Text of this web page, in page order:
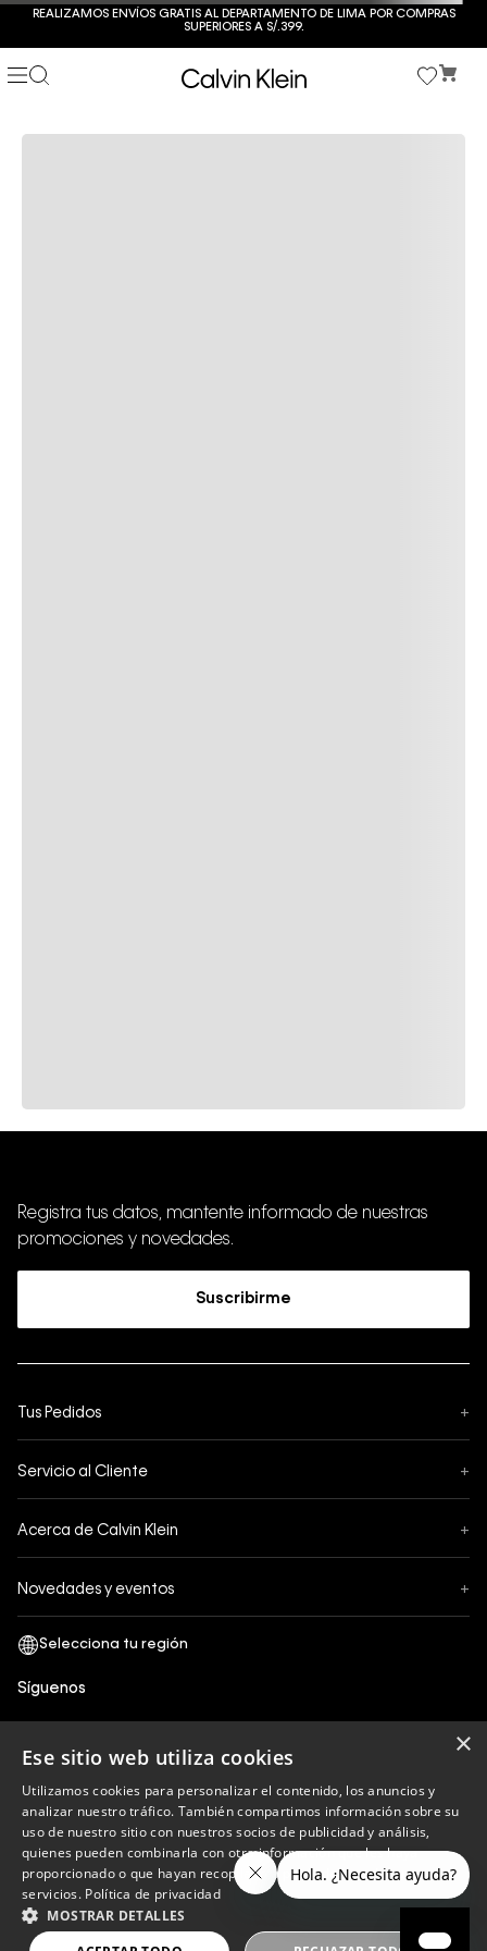
REALIZAMOS ENVÍOS GRATIS AL DEPARTAMENTO DE LIMA POR COMPRAS
SUPERIORES A S/.399.
Registra tus datos, mantente informado de nuestras
promociones y novedades.
Suscribirme
Tus Pedidos +
Formas de Pago
Servicio al Cliente +
¿Cómo comprar?
Acerca de Calvin Klein +
Términos y Condiciones
Política de Privacidad y tratamiento de datos personales
Política de Cookies
Libro de reclamaciones
Políticas de recojo en tienda
Novedades y eventos +
Síguenos
Calvin Klein
Copyright © 2023 Calvin Klein peru ®. Todos los
derechos reservados.
×
Ese sitio web utiliza cookies
Utilizamos cookies para personalizar el contenido, los anuncios y
analizar nuestro tráfico. También compartimos información sobre su
uso de nuestro sitio con nuestros socios de publicidad y análisis,
quienes pueden combinarla con otra información que les haya
proporcionado o que hayan recopilado a partir del uso de sus
servicios. Política de privacidad
MOSTRAR DETALLES